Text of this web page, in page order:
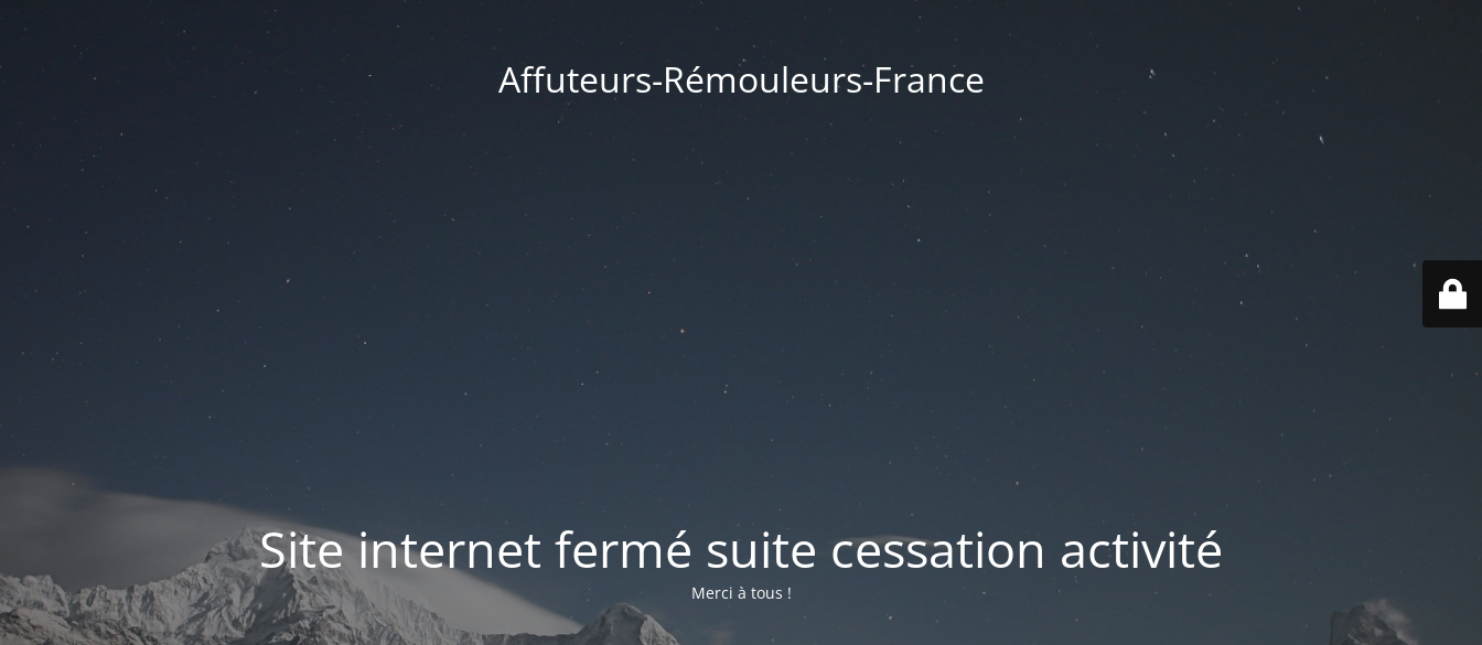
Affuteurs-Rémouleurs-France
Site internet fermé suite cessation activité
Merci à tous !